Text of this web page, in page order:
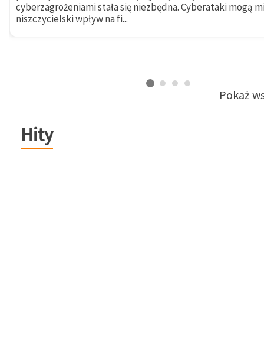
cyberzagrożeniami stała się niezbędna. Cyberataki mogą
niszczycielski wpływ na fi...
Pokaż
Hity